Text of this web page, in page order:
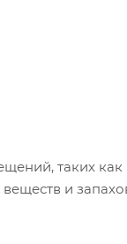
таких
и